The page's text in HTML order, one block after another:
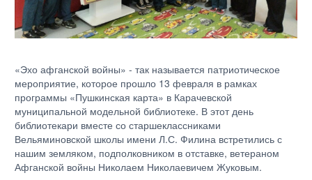
«Эхо афганской войны» - так называется патриотическое
мероприятие, которое прошло 13 февраля в рамках
программы «Пушкинская карта» в Карачевской
муниципальной модельной библиотеке. В этот день
библиотекари вместе со старшеклассниками
Вельяминовской школы имени Л.С. Филина встретились с
нашим земляком, подполковником в отставке, ветераном
Афганской войны Николаем Николаевичем Жуковым.